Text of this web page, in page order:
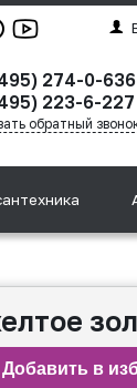
274-0-
223-6-
обратный